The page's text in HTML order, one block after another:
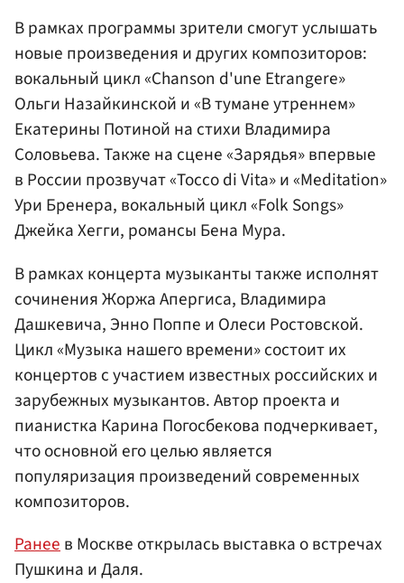
В рамках программы зрители смогут услышать
новые произведения и других композиторов:
вокальный цикл «Chanson d'une Etrangere»
Ольги Назайкинской и «В тумане утреннем»
Екатерины Потиной на стихи Владимира
Соловьева. Также на сцене «Зарядья» впервые
в России прозвучат «Tocco di Vita» и «Meditation»
Ури Бренера, вокальный цикл «Folk Songs»
Джейка Хегги, романсы Бена Мура.
В рамках концерта музыканты также исполнят
сочинения Жоржа Апергиса, Владимира
Дашкевича, Энно Поппе и Олеси Ростовской.
Цикл «Музыка нашего времени» состоит их
концертов с участием известных российских и
зарубежных музыкантов. Автор проекта и
пианистка Карина Погосбекова подчеркивает,
что основной его целью является
популяризация произведений современных
композиторов.
Ранеев Москве открылась выставка о встречах
Пушкина и Даля.